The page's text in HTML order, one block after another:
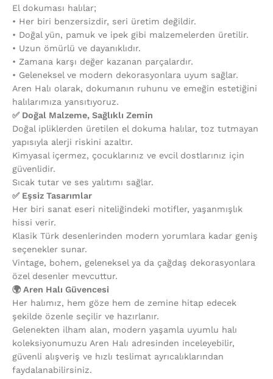
El dokuması halılar;
•⁠ ⁠Her biri benzersizdir, seri üretim değildir.
•⁠ ⁠Doğal yün, pamuk ve ipek gibi malzemelerden üretilir.
•⁠ ⁠Uzun ömürlü ve dayanıklıdır.
•⁠ ⁠Zamana karşı değer kazanan parçalardır.
•⁠ ⁠Geleneksel ve modern dekorasyonlara uyum sağlar.
Aren Halı olarak, dokumanın ruhunu ve emeğin estetiğini
halılarımıza yansıtıyoruz.
✅ Doğal Malzeme, Sağlıklı Zemin
Doğal ipliklerden üretilen el dokuma halılar, toz tutmayan
yapısıyla alerji riskini azaltır.
Kimyasal içermez, çocuklarınız ve evcil dostlarınız için
güvenlidir.
Sıcak tutar ve ses yalıtımı sağlar.
✅ Eşsiz Tasarımlar
Her biri sanat eseri niteliğindeki motifler, yaşanmışlık
hissi verir.
Klasik Türk desenlerinden modern yorumlara kadar geniş
seçenekler sunar.
Vintage, bohem, geleneksel ya da çağdaş dekorasyonlara
özel desenler mevcuttur.
🌍 Aren Halı Güvencesi
Her halımız, hem göze hem de zemine hitap edecek
şekilde özenle seçilir ve hazırlanır.
Gelenekten ilham alan, modern yaşamla uyumlu halı
koleksiyonumuzu Aren Halı adresinden inceleyebilir,
güvenli alışveriş ve hızlı teslimat ayrıcalıklarından
faydalanabilirsiniz.